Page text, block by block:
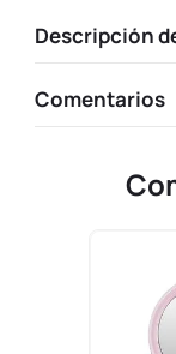
Descripción
Comentarios
9.
llaveros